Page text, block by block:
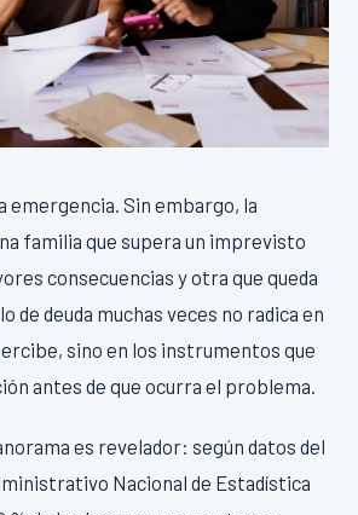
emergencia. Sin embargo, la
familia que supera un imprevisto
consecuencias y otra que queda
de deuda muchas veces no radica en
sino en los instrumentos que
antes de que ocurra el problema.
es revelador: según datos del
Nacional de Estadística